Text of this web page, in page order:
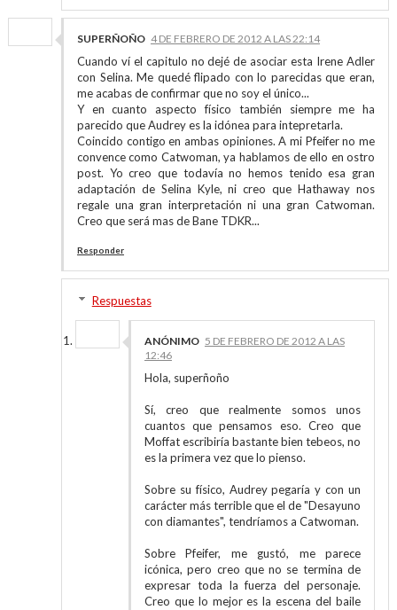
SUPERÑOÑO 4 DE FEBRERO DE 2012 A LAS 22:14
Cuando ví el capitulo no dejé de asociar esta Irene Adler
con Selina. Me quedé flipado con lo parecidas que eran,
me acabas de confirmar que no soy el único...
Y en cuanto aspecto físico también siempre me ha
parecido que Audrey es la idónea para intepretarla.
Coincido contigo en ambas opiniones. A mi Pfeifer no me
convence como Catwoman, ya hablamos de ello en ostro
post. Yo creo que todavía no hemos tenido esa gran
adaptación de Selina Kyle, ni creo que Hathaway nos
regale una gran interpretación ni una gran Catwoman.
Creo que será mas de Bane TDKR...
Responder
Respuestas
ANÓNIMO 5 DE FEBRERO DE 2012 A LAS
12:46
Hola, superñoño
Sí, creo que realmente somos unos
cuantos que pensamos eso. Creo que
Moffat escribiría bastante bien tebeos, no
es la primera vez que lo pienso.
Sobre su físico, Audrey pegaría y con un
carácter más terrible que el de "Desayuno
con diamantes", tendríamos a Catwoman.
Sobre Pfeifer, me gustó, me parece
icónica, pero creo que no se termina de
expresar toda la fuerza del personaje.
Creo que lo mejor es la escena del baile